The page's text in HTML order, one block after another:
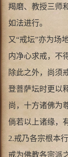
羯磨、教授三师
如法进行。
又“戒坛”亦为场
内净心求戒，不
除此之外，尚须
登菩萨坛时更以
尚，十方诸佛为
倘若以上诸缘，
2.戒乃各宗根本
戒为佛教各宗派